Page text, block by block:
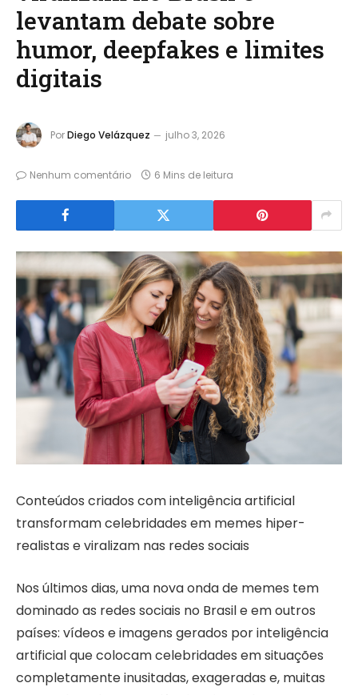
levantam debate sobre
humor, deepfakes e limites
digitais
PorDiego Velázquez julho 3, 2026
Nenhum comentário 6 Mins de leitura
Conteúdos criados com inteligência artificial
transformam celebridades em memes hiper-
realistas e viralizam nas redes sociais
Nos últimos dias, uma nova onda de memes tem
dominado as redes sociais no Brasil e em outros
países: vídeos e imagens gerados por inteligência
artificial que colocam celebridades em situações
completamente inusitadas, exageradas e, muitas